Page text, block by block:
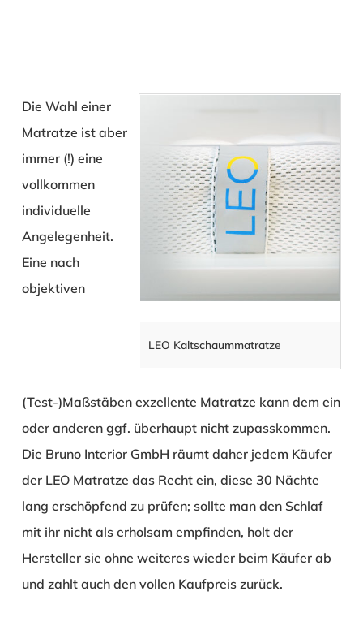
LEO Kaltschaummatratze
Die Wahl einer
Matratze ist aber
immer (!) eine
vollkommen
individuelle
Angelegenheit.
Eine nach
objektiven
(Test-)Maßstäben exzellente Matratze kann dem ein
oder anderen ggf. überhaupt nicht zupasskommen.
Die Bruno Interior GmbH räumt daher jedem Käufer
der LEO Matratze das Recht ein, diese 30 Nächte
lang erschöpfend zu prüfen; sollte man den Schlaf
mit ihr nicht als erholsam empfinden, holt der
Hersteller sie ohne weiteres wieder beim Käufer ab
und zahlt auch den vollen Kaufpreis zurück.